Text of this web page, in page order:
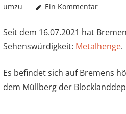
umzu
Ein Kommentar
Seit dem 16.07.2021 hat
Sehenswürdigkeit: Metalhenge.
Es befindet sich auf Bremens
dem Müllberg der